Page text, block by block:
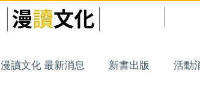
漫讀文化 最新消息 新書出版 活動